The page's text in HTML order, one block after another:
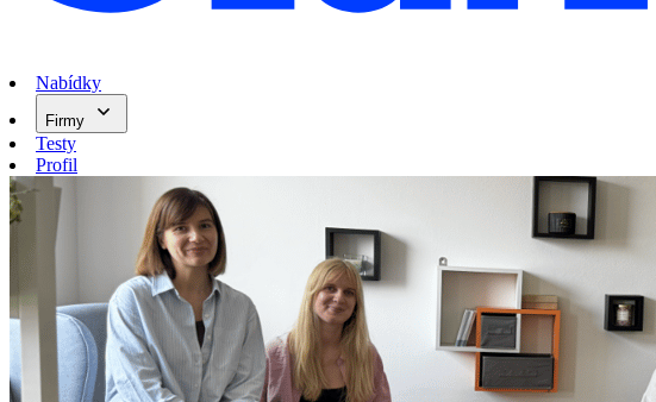
Nabídky
Firmy
Testy
Profil